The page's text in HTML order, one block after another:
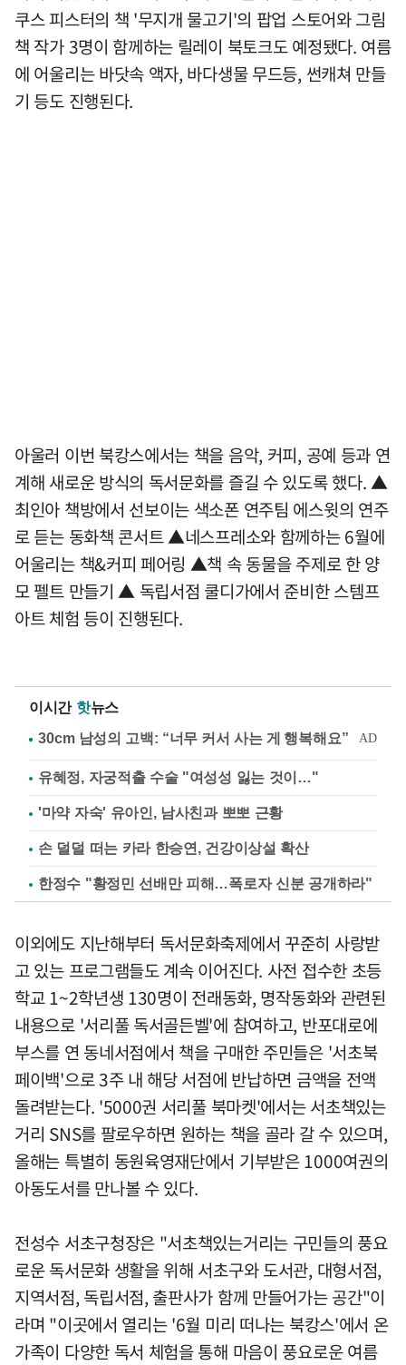
쿠스 피스터의 책 '무지개 물고기'의 팝업 스토어와 그림
책 작가 3명이 함께하는 릴레이 북토크도 예정됐다. 여름
에 어울리는 바닷속 액자, 바다생물 무드등, 썬캐쳐 만들
기 등도 진행된다.
아울러 이번 북캉스에서는 책을 음악, 커피, 공예 등과 연
계해 새로운 방식의 독서문화를 즐길 수 있도록 했다. ▲
최인아 책방에서 선보이는 색소폰 연주팀 에스윗의 연주
로 듣는 동화책 콘서트 ▲네스프레소와 함께하는 6월에
어울리는 책&커피 페어링 ▲책 속 동물을 주제로 한 양
모 펠트 만들기 ▲ 독립서점 쿨디가에서 준비한 스템프
아트 체험 등이 진행된다.
이시간 핫뉴스
유혜정, 자궁적출 수술 "여성성 잃는 것이…"
'마약 자숙' 유아인, 남사친과 뽀뽀 근황
손 덜덜 떠는 카라 한승연, 건강이상설 확산
한정수 "황정민 선배만 피해…폭로자 신분 공개하라"
이외에도 지난해부터 독서문화축제에서 꾸준히 사랑받
고 있는 프로그램들도 계속 이어진다. 사전 접수한 초등
학교 1~2학년생 130명이 전래동화, 명작동화와 관련된
내용으로 '서리풀 독서골든벨'에 참여하고, 반포대로에
부스를 연 동네서점에서 책을 구매한 주민들은 '서초북
페이백'으로 3주 내 해당 서점에 반납하면 금액을 전액
돌려받는다. '5000권 서리풀 북마켓'에서는 서초책있는
거리 SNS를 팔로우하면 원하는 책을 골라 갈 수 있으며,
올해는 특별히 동원육영재단에서 기부받은 1000여권의
아동도서를 만나볼 수 있다.
전성수 서초구청장은 "서초책있는거리는 구민들의 풍요
로운 독서문화 생활을 위해 서초구와 도서관, 대형서점,
지역서점, 독립서점, 출판사가 함께 만들어가는 공간"이
라며 "이곳에서 열리는 '6월 미리 떠나는 북캉스'에서 온
가족이 다양한 독서 체험을 통해 마음이 풍요로운 여름